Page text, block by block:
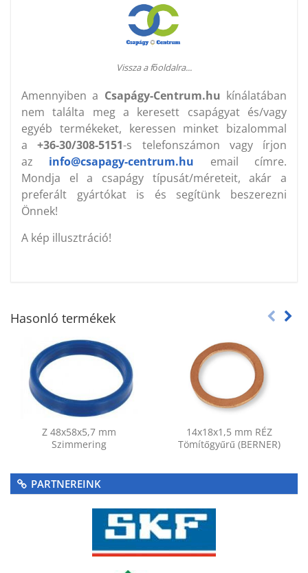
Vissza a főoldalra...
Amennyiben a Csapágy-Centrum.hu kínálatában
nem találta meg a keresett csapágyat és/vagy
egyéb termékeket, keressen minket bizalommal
a+36-30/308-5151-s telefonszámon vagy írjon
az info@csapagy-centrum.hu email címre.
Mondja el a csapágy típusát/méreteit, akár a
preferált gyártókat is és segítünk beszerezni
Önnek!
A kép illusztráció!
Hasonló termékek
Z 48x58x5,7 mm
Szimmering
14x18x1,5 mm RÉZ
Tömítőgyűrű (BERNER)
PARTNEREINK